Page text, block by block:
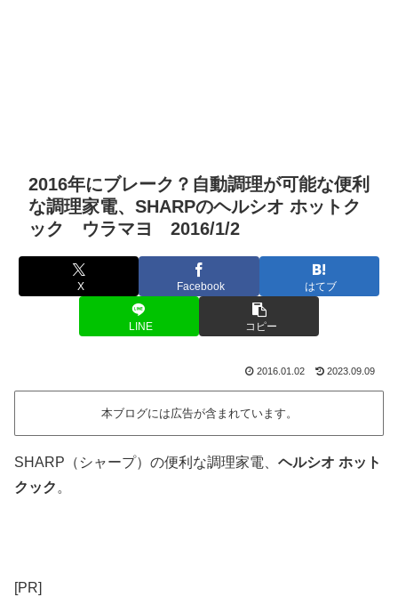
2016年にブレーク？自動調理が可能な便利
な調理家電、SHARPのヘルシオ ホットク
ック ウラマヨ 2016/1/2
X Facebook はてブ
LINE コピー
2016.01.02 2023.09.09
本ブログには広告が含まれています。
SHARP（シャープ）の便利な調理家電、 ヘルシオ ホット
クック 。
[PR]